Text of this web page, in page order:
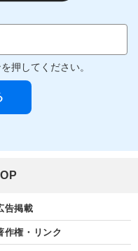
押してください。
告掲載
作権・リンク